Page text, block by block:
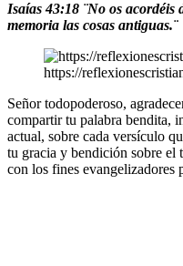
Isaías 43:18 ¨No os acordéis
memoria las cosas antiguas.¨
https://
Señor todopoderoso,
compartir tu palabra bendita,
actual, sobre cada versículo
tu gracia y bendición sobre el
con los fines evangelizadores